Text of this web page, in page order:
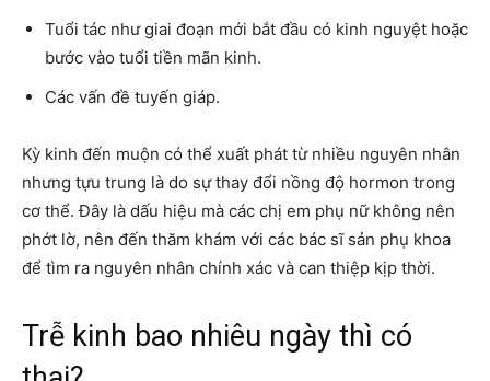
Tuổi tác như giai đoạn mới bắt đầu có kinh nguyệt hoặc
bước vào tuổi tiền mãn kinh.
Các vấn đề tuyến giáp.
Kỳ kinh đến muộn có thể xuất phát từ nhiều nguyên nhân
nhưng tựu trung là do sự thay đổi nồng độ hormon trong
cơ thể. Đây là dấu hiệu mà các chị em phụ nữ không nên
phớt lờ, nên đến thăm khám với các bác sĩ sản phụ khoa
để tìm ra nguyên nhân chính xác và can thiệp kịp thời.
Trễ kinh bao nhiêu ngày thì có